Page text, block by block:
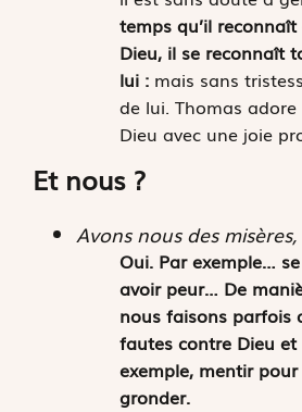
temps qu’il
Dieu, il se reconnaît
lui : mais sans
de lui. Thomas adore
Dieu avec une joie
Et nous ?
Avons nous des
Oui. Par exemple…
avoir peur… De
nous faisons parfois
fautes contre Dieu et
exemple, mentir
gronder.